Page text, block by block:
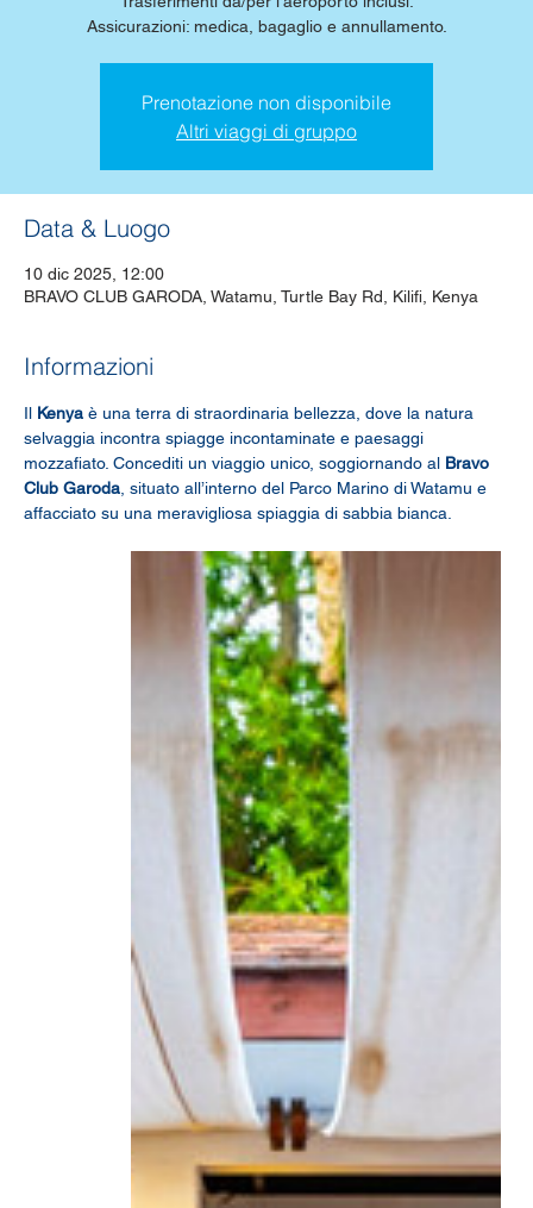
Assicurazioni: medica, bagaglio e annullamento.
Prenotazione non disponibile
Altri viaggi di gruppo
Data & Luogo
10 dic 2025, 12:00
BRAVO CLUB GARODA, Watamu, Turtle Bay Rd, Kilifi, Kenya
Informazioni
Il Kenya è una terra di straordinaria bellezza, dove la natura
selvaggia incontra spiagge incontaminate e paesaggi
mozzafiato. Concediti un viaggio unico, soggiornando al Bravo
Club Garoda , situato all’interno del Parco Marino di Watamu e
affacciato su una meravigliosa spiaggia di sabbia bianca.